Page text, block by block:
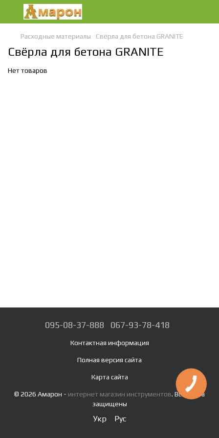
Расходные материалы Свёрла для бетона GRANITE
Свёрла для бетона GRANITE
Нет товаров
095-08-37-888 067-93-78-418
Контактная информация
Полная версия сайта
Карта сайта
© 2026 Амарон - интернет магазин инструментов. Все права
защищены
Укр Рус